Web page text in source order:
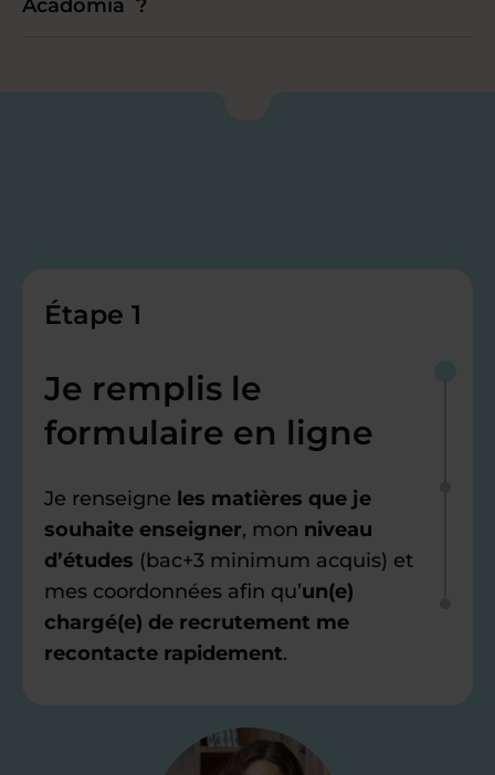
Acadomia ?
Étape 1
Je remplis le
formulaire en ligne
Je renseigne les matières que je
souhaite enseigner, mon niveau
d’études (bac+3 minimum acquis) et
mes coordonnées afin qu’un(e)
chargé(e) de recrutement me
recontacte rapidement.